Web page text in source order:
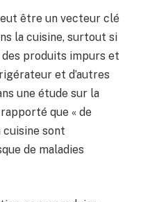
être un vecteur clé
la cuisine, surtout si
produits impurs et
et d’autres
une étude sur la
que « de
cuisine sont
de maladies